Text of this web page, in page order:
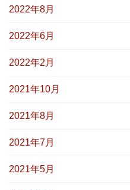
2022年8月
2022年6月
2022年2月
2021年10月
2021年8月
2021年7月
2021年5月